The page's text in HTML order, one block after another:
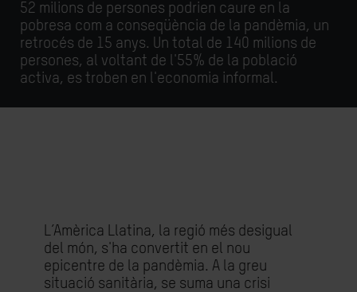
52 milions de persones podrien caure en la
pobresa com a conseqüència de la pandèmia, un
retrocés de 15 anys. Un total de 140 milions de
persones, al voltant de l'55% de la població
activa, es troben en l'economia informal.
L’Amèrica Llatina, la regió més desigual
del món, s'ha convertit en el nou
epicentre de la pandèmia. A la greu
situació sanitària, se suma una crisi